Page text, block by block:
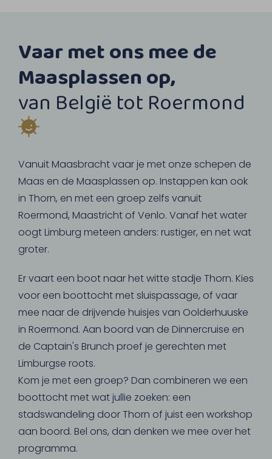
Vaar met ons mee de
Maasplassen op,
van België tot Roermond
Vanuit Maasbracht vaar je met onze schepen de
Maas en de Maasplassen op. Instappen kan ook
in Thorn, en met een groep zelfs vanuit
Roermond, Maastricht of Venlo. Vanaf het water
oogt Limburg meteen anders: rustiger, en net wat
groter.
Er vaart een boot naar het witte stadje Thorn. Kies
voor een boottocht met sluispassage, of vaar
mee naar de drijvende huisjes van Oolderhuuske
in Roermond. Aan boord van de Dinnercruise en
de Captain's Brunch proef je gerechten met
Limburgse roots.
Kom je met een groep? Dan combineren we een
boottocht met wat jullie zoeken: een
stadswandeling door Thorn of juist een workshop
aan boord. Bel ons, dan denken we mee over het
programma.